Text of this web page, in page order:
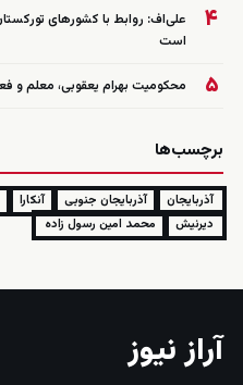
۴
علی‌اف: روابط با کشورهای
است
۵ محکومیت بهرام یعقوبی، معلم و
برچسب‌ها
آذربایجان آذربایجان جنوبی آنکارا
دیرنیش
محمد امین رسول زاده
آراز نیوز